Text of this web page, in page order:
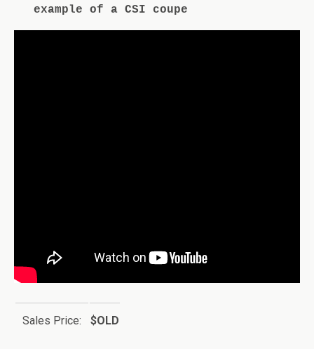
example of a CSI coupe
Sales Price: $OLD